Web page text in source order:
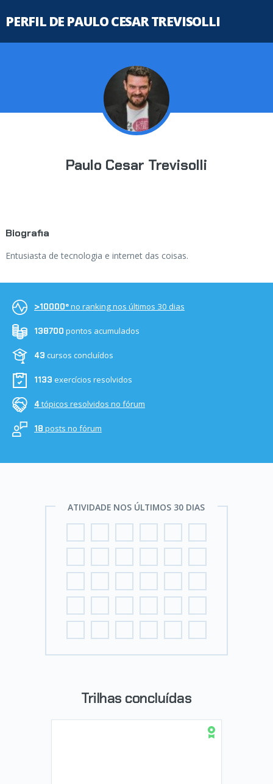
PERFIL DE PAULO CESAR TREVISOLLI
Paulo Cesar Trevisolli
Biografia
Entusiasta de tecnologia e internet das coisas.
>10000ºno ranking nos últimos 30 dias
138700 pontos acumulados
43 cursos concluídos
1133 exercícios resolvidos
4tópicos resolvidos no fórum
18 posts no fórum
ATIVIDADE NOS ÚLTIMOS 30 DIAS
Trilhas concluídas